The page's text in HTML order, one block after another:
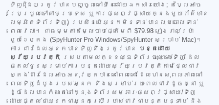
ទិញ (ដែលត្រូវបានបញ្ចូលនៅទីនេះដោយឯកសារយោង; តម្លៃអាច
ប្រែប្រួលទៅតាមប្រទេស ឬការផ្សព្វផ្សាយក្នុងមួយព័ត៌មាន
លម្អិតទំព័រទិញ) ប្រសិនបើអ្នកមិនទាន់បានលុបចោលទាន់
ពេលវេលា។ ជាធម្មតាតម្លៃចាប់ផ្តើមពី $79.98 រៀងរាល់ប្រាំ
មួយខែម្តង (SpyHunter Pro Windows/SpyHunter សម្រាប់ Mac)។
ការជាវដែលអ្នកបានទិញនឹងត្រូវបាន
បន្តដោយ
ស្វ័យប្រវត្តិ ស្របតាមលក្ខខណ្ឌទំព័រចុះឈ្មោះ/ទិញ ដែល
ផ្តល់ជូនសម្រាប់ការបន្តដោយស្វ័យប្រវត្តិតាមថ្លៃជាវ
ស្តង់ដារដែលអាចអនុវត្តបាននៅពេលនោះ ដែលមានសុពលភាពនៅ
ពេលទិញដំបូងរបស់អ្នក និងសម្រាប់រយៈពេលជាវដូចគ្នា ឬ
ដូចដែលបានកំណត់នៅក្នុងទំព័រសម្ភារៈផ្សព្វផ្សាយ/ទិញ
ដោយផ្តល់ថាអ្នកជាអ្នកប្រើប្រាស់ជាវជាបន្តបន្ទាប់ និង